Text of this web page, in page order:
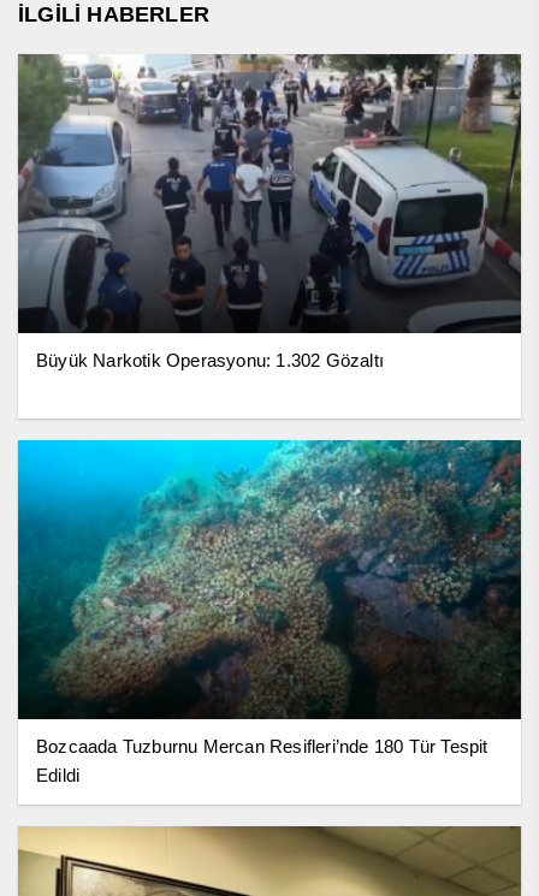
İLGİLİ HABERLER
Büyük Narkotik Operasyonu: 1.302 Gözaltı
Bozcaada Tuzburnu Mercan Resifleri’nde 180 Tür Tespit
Edildi